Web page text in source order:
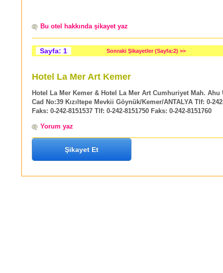
Bu otel hakkında şikayet yaz
Sayfa: 1 Sonraki Şikayetler (Sayfa:2) >>
Hotel La Mer Art Kemer
Hotel La Mer Kemer & Hotel La Mer Art Cumhuriyet Mah. Ahu
Cad No:39 Kızıltepe Mevkii Göynük/Kemer/ANTALYA Tlf: 0-
Faks: 0-242-8151537 Tlf: 0-242-8151750 Faks: 0-242-8151760
Yorum yaz
Şikayet Et